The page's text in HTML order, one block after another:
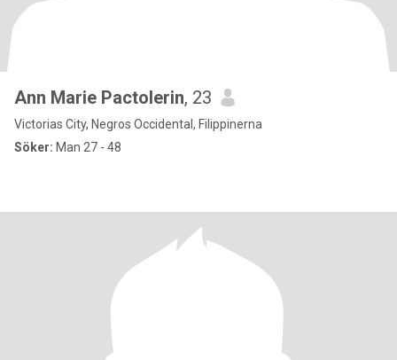
Ann Marie Pactolerin, 23
Victorias City, Negros Occidental, Filippinerna
Söker: Man 27 - 48